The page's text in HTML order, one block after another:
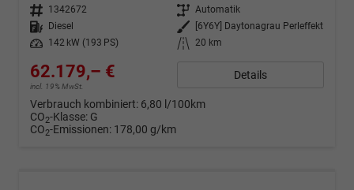
Fahrzeugnr. 1342672 Getriebe Automatik
Kraftstoff
Diesel Außenfarbe
[6Y6Y] Daytonagrau Perleffekt
Leistung
142 kW (193 PS) Kilometerstand 20 km
62.179,– €
incl. 19% MwSt.
Details
Verbrauch kombiniert: 6,80 l/100km
CO2-Klasse: G
CO2-Emissionen: 178,00 g/km